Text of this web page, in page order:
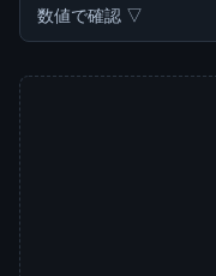
数値で確認 ▽